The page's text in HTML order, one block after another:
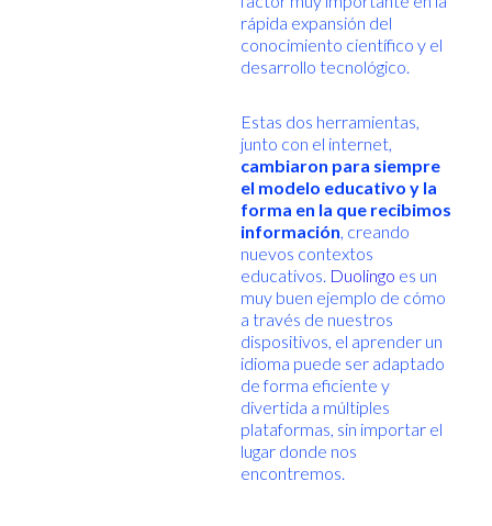
rápida expansión del
conocimiento científico y el
desarrollo tecnológico.
Estas dos herramientas,
junto con el internet,
cambiaron para siempre
el modelo educativo y la
forma en la que recibimos
información, creando
nuevos contextos
educativos. Duolingo es un
muy buen ejemplo de cómo
a través de nuestros
dispositivos, el aprender un
idioma puede ser adaptado
de forma eficiente y
divertida a múltiples
plataformas, sin importar el
lugar donde nos
encontremos.